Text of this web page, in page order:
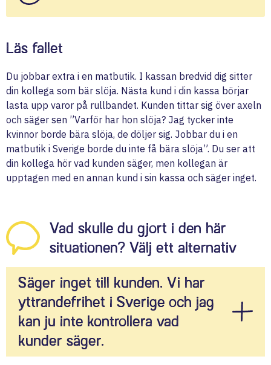
Läs fallet
Du jobbar extra i en matbutik. I kassan bredvid dig sitter
din kollega som bär slöja. Nästa kund i din kassa börjar
lasta upp varor på rullbandet. Kunden tittar sig över axeln
och säger sen ”Varför har hon slöja? Jag tycker inte
kvinnor borde bära slöja, de döljer sig. Jobbar du i en
matbutik i Sverige borde du inte få bära slöja”. Du ser att
din kollega hör vad kunden säger, men kollegan är
upptagen med en annan kund i sin kassa och säger inget.
Vad skulle du gjort i den här
situationen? Välj ett alternativ
Säger inget till kunden. Vi har
yttrandefrihet i Sverige och jag
kan ju inte kontrollera vad
kunder säger.